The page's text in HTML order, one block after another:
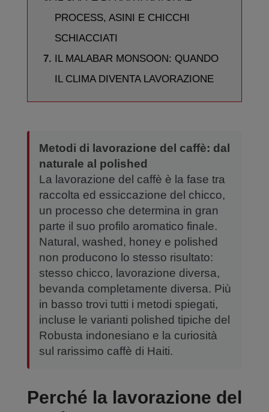
PROCESS, ASINI E CHICCHI
SCHIACCIATI
IL MALABAR MONSOON: QUANDO
IL CLIMA DIVENTA LAVORAZIONE
Metodi di lavorazione del caffè: dal
naturale al polished
La lavorazione del caffè è la fase tra
raccolta ed essiccazione del chicco,
un processo che determina in gran
parte il suo profilo aromatico finale.
Natural, washed, honey e polished
non producono lo stesso risultato:
stesso chicco, lavorazione diversa,
bevanda completamente diversa. Più
in basso trovi tutti i metodi spiegati,
incluse le varianti polished tipiche del
Robusta indonesiano e la curiosità
sul rarissimo caffè di Haiti.
Perché la lavorazione del